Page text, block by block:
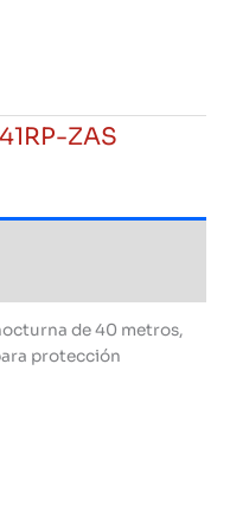
ZAS
de 40 metros,
protección